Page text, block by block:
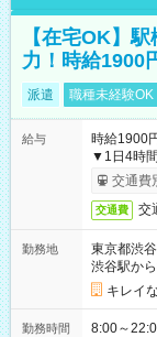
【在宅OK】
力！時給1900
派遣 職種未経験OK
給与
時給1900
▼1日4時
交通費
交通費 交
勤務地
東京都渋
渋谷駅か
キレイ
勤務時間
8:00～